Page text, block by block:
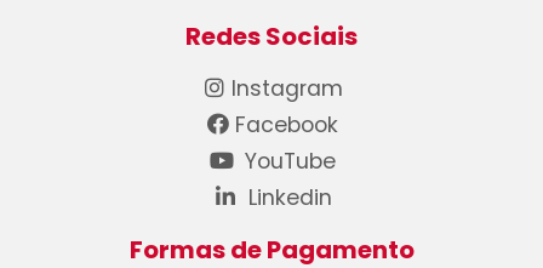
Redes Sociais
Instagram
Facebook
YouTube
Linkedin
Formas de Pagamento